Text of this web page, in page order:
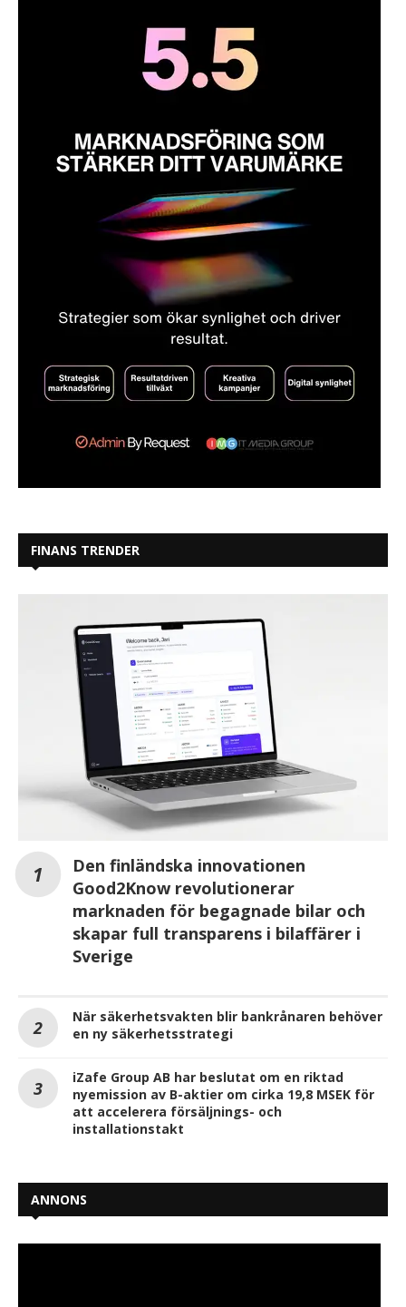
FINANS TRENDER
Den finländska innovationen
Good2Know revolutionerar
marknaden för begagnade bilar och
skapar full transparens i bilaffärer i
Sverige
När säkerhetsvakten blir bankrånaren behöver
en ny säkerhetsstrategi
iZafe Group AB har beslutat om en riktad
nyemission av B-aktier om cirka 19,8 MSEK för
att accelerera försäljnings- och
installationstakt
ANNONS